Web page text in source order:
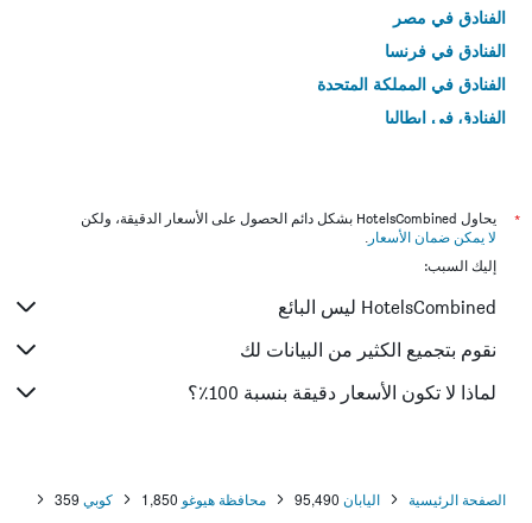
الفنادق في مصر
الفنادق في فرنسا
الفنادق في المملكة المتحدة
الفنادق في إيطاليا
*
يحاول HotelsCombined بشكل دائم الحصول على الأسعار الدقيقة، ولكن
لا يمكن ضمان الأسعار .
إليك السبب:
HotelsCombined ليس البائع
نقوم بتجميع الكثير من البيانات لك
لماذا لا تكون الأسعار دقيقة بنسبة 100٪؟
الصفحة الرئيسية اليابان 95,490 محافظة هيوغو 1,850 كوبي 359